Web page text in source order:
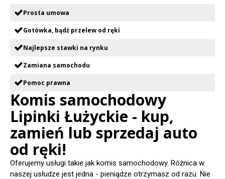
Prosta umowa
Gotówka, bądź przelew od ręki
Najlepsze stawki na rynku
Zamiana samochodu
Pomoc prawna
Komis samochodowy
Lipinki Łużyckie - kup,
zamień lub sprzedaj auto
od ręki!
Oferujemy usługi takie jak komis samochodowy. Różnica w
naszej usłudze jest jedna - pieniądze otrzymasz od razu. Nie